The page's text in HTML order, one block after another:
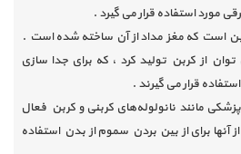
مورد استفاده قرار می گیرد .
است که مغز مداد از آن ساخته شده است .
توان از کربن تولید کرد ، که برای جدا سازی
قرار می گیرند .
مانند نانولوله‌های کربنی و کربن فعال
آنها برای از بین بردن سموم از بدن استفاده